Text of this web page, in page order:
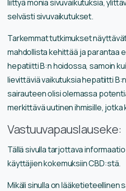
liittyä monia sivuvaikutuksia,
selvästi sivuvaikutukset.
Tarkemmat tutkimukset
mahdollista kehittää ja parantaa
hepatiitti B:n hoidossa, samoin
lievittäviä vaikutuksia hepatiitti
sairauteen olisi olemassa
merkittävä uutinen ihmisille,
Vastuuvapauslauseke:
Tällä sivulla tarjottava
käyttäjien kokemuksiin CBD:stä.
Mikäli sinulla on lääketieteellinen